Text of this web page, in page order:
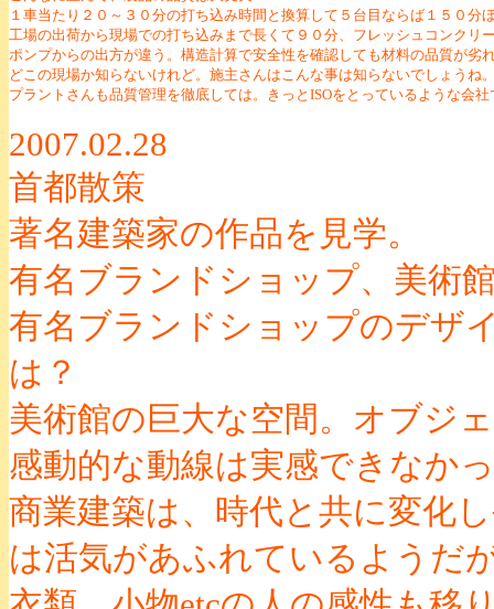
１車当たり２０～３０分の打ち込み時間と換算して５台目ならば１５０分
工場の出荷から現場での打ち込みまで長くて９０分、フレッシュコンクリ
ポンプからの出方が違う。構造計算で安全性を確認しても材料の品質が劣
どこの現場か知らないけれど。施主さんはこんな事は知らないでしょうね
プラントさんも品質管理を徹底しては。きっとISOをとっているような会
2007.02.28
首都散策
著名建築家の作品を見学。
有名ブランドショップ、美術
有名ブランドショップのデザ
は？
美術館の巨大な空間。オブジ
感動的な動線は実感できなか
商業建築は、時代と共に変化
は活気があふれているようだ